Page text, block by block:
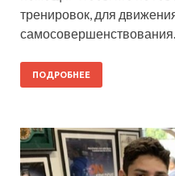
тренировок, для
ПОДРОБНЕЕ